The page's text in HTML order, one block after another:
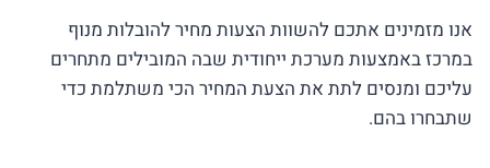
אנו מזמינים אתכם להשוות הצעות מחיר להובלות מנוף
במרכז באמצעות מערכת ייחודית שבה המובילים מתחרים
עליכם ומנסים לתת את הצעת המחיר הכי משתלמת כדי
שתבחרו בהם.